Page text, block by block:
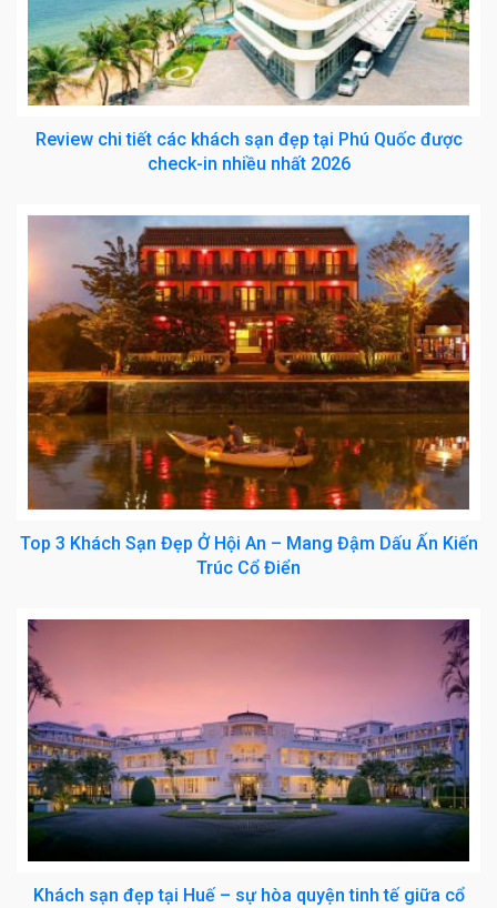
Review chi tiết các khách sạn đẹp tại Phú Quốc được
check-in nhiều nhất 2026
Top 3 Khách Sạn Đẹp Ở Hội An – Mang Đậm Dấu Ấn Kiến
Trúc Cổ Điển
Khách sạn đẹp tại Huế – sự hòa quyện tinh tế giữa cổ